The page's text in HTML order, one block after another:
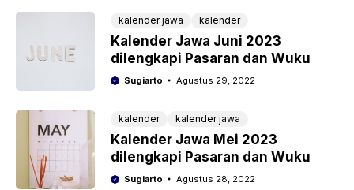
kalender jawa kalender
Kalender Jawa Juni 2023
dilengkapi Pasaran dan Wuku
Sugiarto Agustus 29, 2022
kalender kalender jawa
Kalender Jawa Mei 2023
dilengkapi Pasaran dan Wuku
Sugiarto Agustus 28, 2022